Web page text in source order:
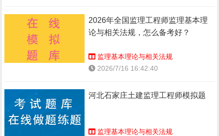
2026年全国监理工程师监理基本理
论与相关法规，怎么备考好？
监理基本理论与相关法规
2026/7/16 16:42:40
河北石家庄土建监理工程师模拟题
监理基本理论与相关法规